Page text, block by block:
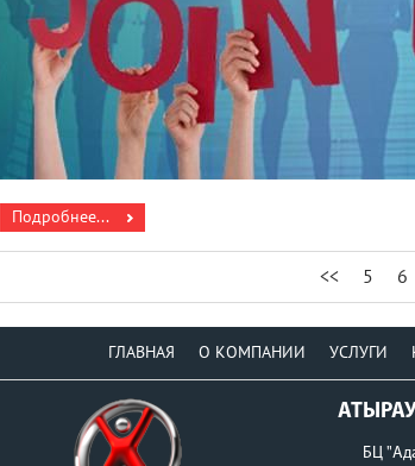
Подробнее...
<< 5 6
ГЛАВНАЯ О КОМПАНИИ УСЛУГИ
АТЫРАУ
БЦ